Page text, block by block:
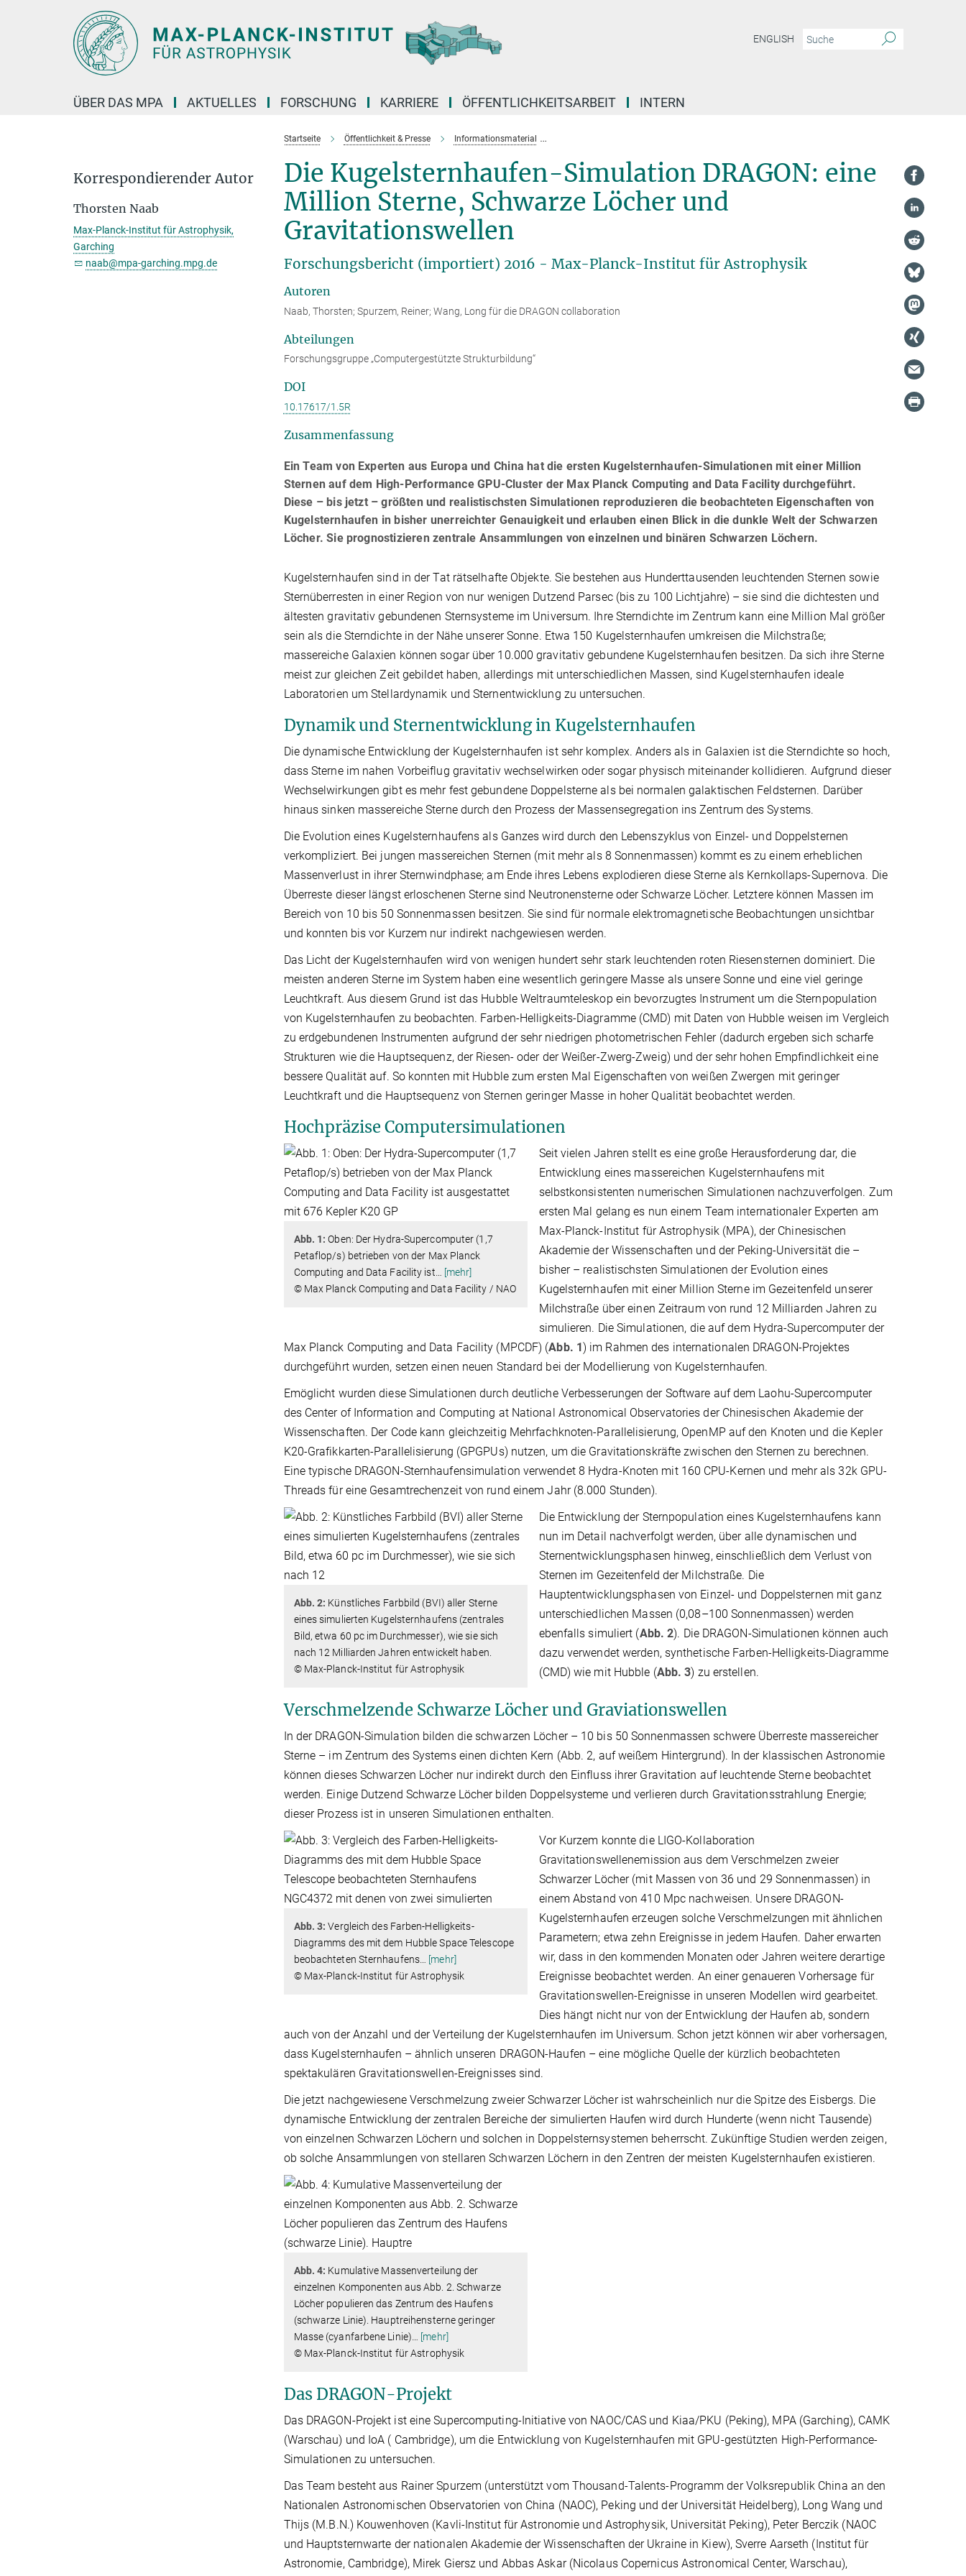
ENGLISH
ÜBER DAS MPA AKTUELLES FORSCHUNG KARRIERE ÖFFENTLICHKEITSARBEIT INTERN
Startseite Öffentlichkeit & Presse Informationsmaterial
Die Kugelsternhaufen-Simulation DRAGON: eine
Million Sterne, Schwarze Löcher und
Gravitationswellen
Forschungsbericht (importiert) 2016 - Max-Planck-Institut für Astrophysik
Autoren
Naab, Thorsten; Spurzem, Reiner; Wang, Long für die DRAGON collaboration
Abteilungen
Forschungsgruppe „Computergestützte Strukturbildung“
DOI
10.17617/1.5R
Zusammenfassung
Ein Team von Experten aus Europa und China hat die ersten Kugelsternhaufen-Simulationen mit einer Million
Sternen auf dem High-Performance GPU-Cluster der Max Planck Computing and Data Facility durchgeführt.
Diese – bis jetzt – größten und realistischsten Simulationen reproduzieren die beobachteten Eigenschaften von
Kugelsternhaufen in bisher unerreichter Genauigkeit und erlauben einen Blick in die dunkle Welt der Schwarzen
Löcher. Sie prognostizieren zentrale Ansammlungen von einzelnen und binären Schwarzen Löchern.
Kugelsternhaufen sind in der Tat rätselhafte Objekte. Sie bestehen aus Hunderttausenden leuchtenden Sternen sowie
Sternüberresten in einer Region von nur wenigen Dutzend Parsec (bis zu 100 Lichtjahre) – sie sind die dichtesten und
ältesten gravitativ gebundenen Sternsysteme im Universum. Ihre Sterndichte im Zentrum kann eine Million Mal größer
sein als die Sterndichte in der Nähe unserer Sonne. Etwa 150 Kugelsternhaufen umkreisen die Milchstraße;
massereiche Galaxien können sogar über 10.000 gravitativ gebundene Kugelsternhaufen besitzen. Da sich ihre Sterne
meist zur gleichen Zeit gebildet haben, allerdings mit unterschiedlichen Massen, sind Kugelsternhaufen ideale
Laboratorien um Stellardynamik und Sternentwicklung zu untersuchen.
Dynamik und Sternentwicklung in Kugelsternhaufen
Die dynamische Entwicklung der Kugelsternhaufen ist sehr komplex. Anders als in Galaxien ist die Sterndichte so hoch,
dass Sterne im nahen Vorbeiflug gravitativ wechselwirken oder sogar physisch miteinander kollidieren. Aufgrund dieser
Wechselwirkungen gibt es mehr fest gebundene Doppelsterne als bei normalen galaktischen Feldsternen. Darüber
hinaus sinken massereiche Sterne durch den Prozess der Massensegregation ins Zentrum des Systems.
Die Evolution eines Kugelsternhaufens als Ganzes wird durch den Lebenszyklus von Einzel- und Doppelsternen
verkompliziert. Bei jungen massereichen Sternen (mit mehr als 8 Sonnenmassen) kommt es zu einem erheblichen
Massenverlust in ihrer Sternwindphase; am Ende ihres Lebens explodieren diese Sterne als Kernkollaps-Supernova. Die
Überreste dieser längst erloschenen Sterne sind Neutronensterne oder Schwarze Löcher. Letztere können Massen im
Bereich von 10 bis 50 Sonnenmassen besitzen. Sie sind für normale elektromagnetische Beobachtungen unsichtbar
und konnten bis vor Kurzem nur indirekt nachgewiesen werden.
Das Licht der Kugelsternhaufen wird von wenigen hundert sehr stark leuchtenden roten Riesensternen dominiert. Die
meisten anderen Sterne im System haben eine wesentlich geringere Masse als unsere Sonne und eine viel geringe
Leuchtkraft. Aus diesem Grund ist das Hubble Weltraumteleskop ein bevorzugtes Instrument um die Sternpopulation
von Kugelsternhaufen zu beobachten. Farben-Helligkeits-Diagramme (CMD) mit Daten von Hubble weisen im Vergleich
zu erdgebundenen Instrumenten aufgrund der sehr niedrigen photometrischen Fehler (dadurch ergeben sich scharfe
Strukturen wie die Hauptsequenz, der Riesen- oder der Weißer-Zwerg-Zweig) und der sehr hohen Empfindlichkeit eine
bessere Qualität auf. So konnten mit Hubble zum ersten Mal Eigenschaften von weißen Zwergen mit geringer
Leuchtkraft und die Hauptsequenz von Sternen geringer Masse in hoher Qualität beobachtet werden.
Hochpräzise Computersimulationen
Abb. 1: Oben: Der Hydra-Supercomputer (1,7
Petaflop/s) betrieben von der Max Planck
Computing and Data Facility ist… [mehr]
© Max Planck Computing and Data Facility / NAO
Seit vielen Jahren stellt es eine große Herausforderung dar, die
Entwicklung eines massereichen Kugelsternhaufens mit
selbstkonsistenten numerischen Simulationen nachzuverfolgen. Zum
ersten Mal gelang es nun einem Team internationaler Experten am
Max-Planck-Institut für Astrophysik (MPA), der Chinesischen
Akademie der Wissenschaften und der Peking-Universität die –
bisher – realistischsten Simulationen der Evolution eines
Kugelsternhaufen mit einer Million Sterne im Gezeitenfeld unserer
Milchstraße über einen Zeitraum von rund 12 Milliarden Jahren zu
simulieren. Die Simulationen, die auf dem Hydra-Supercomputer der
Max Planck Computing and Data Facility (MPCDF) (Abb. 1 ) im Rahmen des internationalen DRAGON-Projektes
durchgeführt wurden, setzen einen neuen Standard bei der Modellierung von Kugelsternhaufen.
Emöglicht wurden diese Simulationen durch deutliche Verbesserungen der Software auf dem Laohu-Supercomputer
des Center of Information and Computing at National Astronomical Observatories der Chinesischen Akademie der
Wissenschaften. Der Code kann gleichzeitig Mehrfachknoten-Parallelisierung, OpenMP auf den Knoten und die Kepler
K20-Grafikkarten-Parallelisierung (GPGPUs) nutzen, um die Gravitationskräfte zwischen den Sternen zu berechnen.
Eine typische DRAGON-Sternhaufensimulation verwendet 8 Hydra-Knoten mit 160 CPU-Kernen und mehr als 32k GPU-
Threads für eine Gesamtrechenzeit von rund einem Jahr (8.000 Stunden).
Abb. 2: Künstliches Farbbild (BVI) aller Sterne
eines simulierten Kugelsternhaufens (zentrales
Bild, etwa 60 pc im Durchmesser), wie sie sich
nach 12 Milliarden Jahren entwickelt haben.
© Max-Planck-Institut für Astrophysik
Die Entwicklung der Sternpopulation eines Kugelsternhaufens kann
nun im Detail nachverfolgt werden, über alle dynamischen und
Sternentwicklungsphasen hinweg, einschließlich dem Verlust von
Sternen im Gezeitenfeld der Milchstraße. Die
Hauptentwicklungsphasen von Einzel- und Doppelsternen mit ganz
unterschiedlichen Massen (0,08–100 Sonnenmassen) werden
ebenfalls simuliert (Abb. 2). Die DRAGON-Simulationen können auch
dazu verwendet werden, synthetische Farben-Helligkeits-Diagramme
(CMD) wie mit Hubble (Abb. 3) zu erstellen.
Verschmelzende Schwarze Löcher und Graviationswellen
In der DRAGON-Simulation bilden die schwarzen Löcher – 10 bis 50 Sonnenmassen schwere Überreste massereicher
Sterne – im Zentrum des Systems einen dichten Kern (Abb. 2, auf weißem Hintergrund). In der klassischen Astronomie
können dieses Schwarzen Löcher nur indirekt durch den Einfluss ihrer Gravitation auf leuchtende Sterne beobachtet
werden. Einige Dutzend Schwarze Löcher bilden Doppelsysteme und verlieren durch Gravitationsstrahlung Energie;
dieser Prozess ist in unseren Simulationen enthalten.
Abb. 3: Vergleich des Farben-Helligkeits-
Diagramms des mit dem Hubble Space Telescope
beobachteten Sternhaufens… [mehr]
© Max-Planck-Institut für Astrophysik
Vor Kurzem konnte die LIGO-Kollaboration
Gravitationswellenemission aus dem Verschmelzen zweier
Schwarzer Löcher (mit Massen von 36 und 29 Sonnenmassen) in
einem Abstand von 410 Mpc nachweisen. Unsere DRAGON-
Kugelsternhaufen erzeugen solche Verschmelzungen mit ähnlichen
Parametern; etwa zehn Ereignisse in jedem Haufen. Daher erwarten
wir, dass in den kommenden Monaten oder Jahren weitere derartige
Ereignisse beobachtet werden. An einer genaueren Vorhersage für
Gravitationswellen-Ereignisse in unseren Modellen wird gearbeitet.
Dies hängt nicht nur von der Entwicklung der Haufen ab, sondern
auch von der Anzahl und der Verteilung der Kugelsternhaufen im Universum. Schon jetzt können wir aber vorhersagen,
dass Kugelsternhaufen – ähnlich unseren DRAGON-Haufen – eine mögliche Quelle der kürzlich beobachteten
spektakulären Gravitationswellen-Ereignisses sind.
Die jetzt nachgewiesene Verschmelzung zweier Schwarzer Löcher ist wahrscheinlich nur die Spitze des Eisbergs. Die
dynamische Entwicklung der zentralen Bereiche der simulierten Haufen wird durch Hunderte (wenn nicht Tausende)
von einzelnen Schwarzen Löchern und solchen in Doppelsternsystemen beherrscht. Zukünftige Studien werden zeigen,
ob solche Ansammlungen von stellaren Schwarzen Löchern in den Zentren der meisten Kugelsternhaufen existieren.
Abb. 4: Kumulative Massenverteilung der
einzelnen Komponenten aus Abb. 2. Schwarze
Löcher populieren das Zentrum des Haufens
(schwarze Linie). Hauptreihensterne geringer
Masse (cyanfarbene Linie)… [mehr]
© Max-Planck-Institut für Astrophysik
Das DRAGON-Projekt
Das DRAGON-Projekt ist eine Supercomputing-Initiative von NAOC/CAS und Kiaa/PKU (Peking), MPA (Garching), CAMK
(Warschau) und IoA ( Cambridge), um die Entwicklung von Kugelsternhaufen mit GPU-gestützten High-Performance-
Simulationen zu untersuchen.
Das Team besteht aus Rainer Spurzem (unterstützt vom Thousand-Talents-Programm der Volksrepublik China an den
Nationalen Astronomischen Observatorien von China (NAOC), Peking und der Universität Heidelberg), Long Wang und
Thijs (M.B.N.) Kouwenhoven (Kavli-Institut für Astronomie und Astrophysik, Universität Peking), Peter Berczik (NAOC
und Hauptsternwarte der nationalen Akademie der Wissenschaften der Ukraine in Kiew), Sverre Aarseth (Institut für
Astronomie, Cambridge), Mirek Giersz und Abbas Askar (Nicolaus Copernicus Astronomical Center, Warschau),
Korrespondierender Autor
Thorsten Naab
Max-Planck-Institut für Astrophysik,
Garching
naab@mpa-garching.mpg.de